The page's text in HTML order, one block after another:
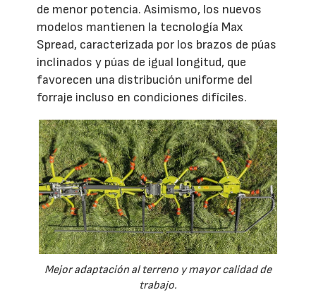
de menor potencia. Asimismo, los nuevos
modelos mantienen la tecnología Max
Spread, caracterizada por los brazos de púas
inclinados y púas de igual longitud, que
favorecen una distribución uniforme del
forraje incluso en condiciones difíciles.
Mejor adaptación al terreno y mayor calidad de
trabajo.